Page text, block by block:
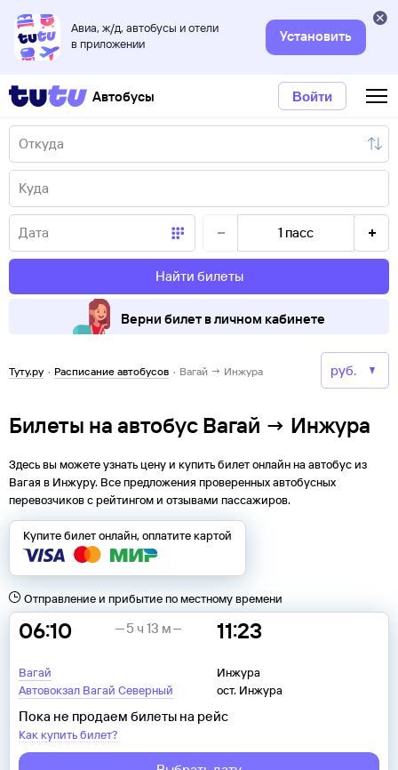
Авиа, ж/д, автобусы и отели
в приложении
Установить
Автобусы Войти
1 пасс
Найти билеты
Верни билет в личном кабинете
Туту.ру · Расписание автобусов · Вагай → Инжура
Билеты на автобус Вагай → Инжура
Здесь вы можете узнать цену и купить билет онлайн на автобус из
Вагая в Инжуру. Все предложения проверенных автобусных
перевозчиков с рейтингом и отзывами пассажиров.
Купите билет онлайн, оплатите картой
Отправление и прибытие по местному времени
06:10
Вагай
Автовокзал Вагай Северный
11:23
Инжура
ост. Инжура
5 ч 13 м
Пока не продаем билеты на рейс
Как купить билет?